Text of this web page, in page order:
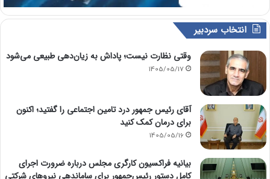
انتخاب سردبیر
وقتی نظارت نیست؛ پاداش به زیان‌دهی طبیعی می‌شود
1405/05/17
آقای رئیس جمهور درد تامین اجتماعی را گفتید؛ اکنون
برای درمان کمک کنید
1405/05/16
بیانیه فراکسیون کارگری مجلس درباره ضرورت اجرای
کامل دستور رئیس‌جمهور برای ساماندهی نیروهای شرکتی